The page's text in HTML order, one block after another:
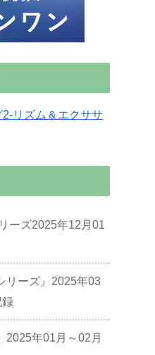
リズム＆エクササ
ーズ2025年12月01
リーズ』2025年03
録
2025年01月～02月